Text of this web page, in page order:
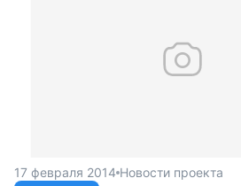
17 февраля 2014 Новости проекта